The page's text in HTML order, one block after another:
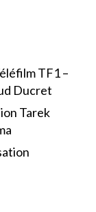
TF1 –
Ducret
Tarek